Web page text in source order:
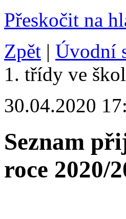
Přeskočit na
Zpět | Úvodní
1. třídy ve
30.04.2020
Seznam
roce 2020/